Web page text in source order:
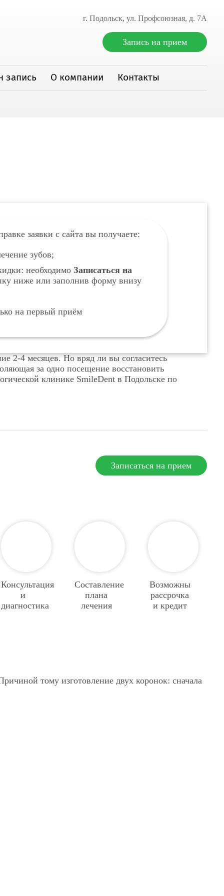
г. Подольск, ул. Профсоюзная, д. 7А
Запись на прием
запись О компании Контакты
заявки с сайта вы получаете:
зубов;
необходимо Записаться на
ниже или заполнив форму внизу
на первый приём
2-4 месяцев. Но вряд ли вы согласитесь
за одно посещение восстановить
клинике SmileDent в Подольске по
Записаться на прием
Консультация
и
диагностика
Составление
плана
лечения
Возможны
рассрочка
и кредит
тому изготовление двух коронок: сначала